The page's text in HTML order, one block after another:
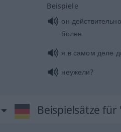
Beispiele
он действительно
болен
я в самом деле
неужели?
Beispielsätze